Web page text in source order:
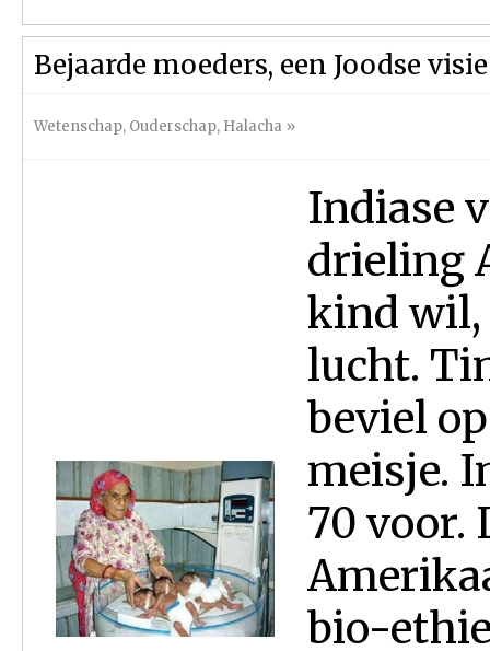
Bejaarde moeders, een Joodse visie
Wetenschap, Ouderschap, Halacha »
Indiase
drieling
kind wil,
lucht.
beviel
meisje.
70 voor.
bio-